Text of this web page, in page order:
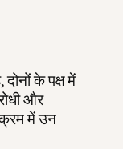
के पक्ष में
और
में उन